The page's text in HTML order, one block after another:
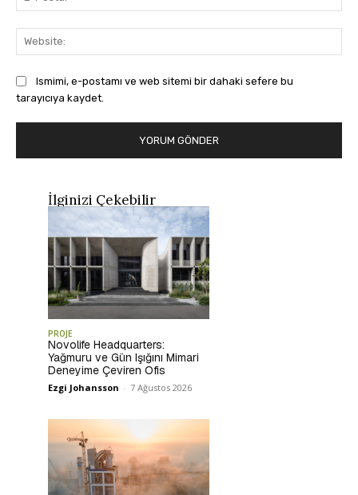
Ismimi, e-postamı ve web sitemi bir dahaki sefere bu
tarayıcıya kaydet.
İlginizi Çekebilir
PROJE
Novolife Headquarters:
Yağmuru ve Gün Işığını Mimari
Deneyime Çeviren Ofis
Ezgi Johansson - 7 Ağustos 2026